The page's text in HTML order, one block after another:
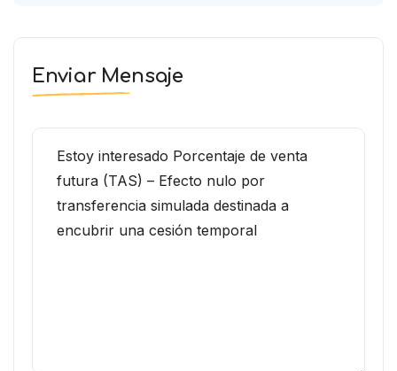
Enviar Mensaje